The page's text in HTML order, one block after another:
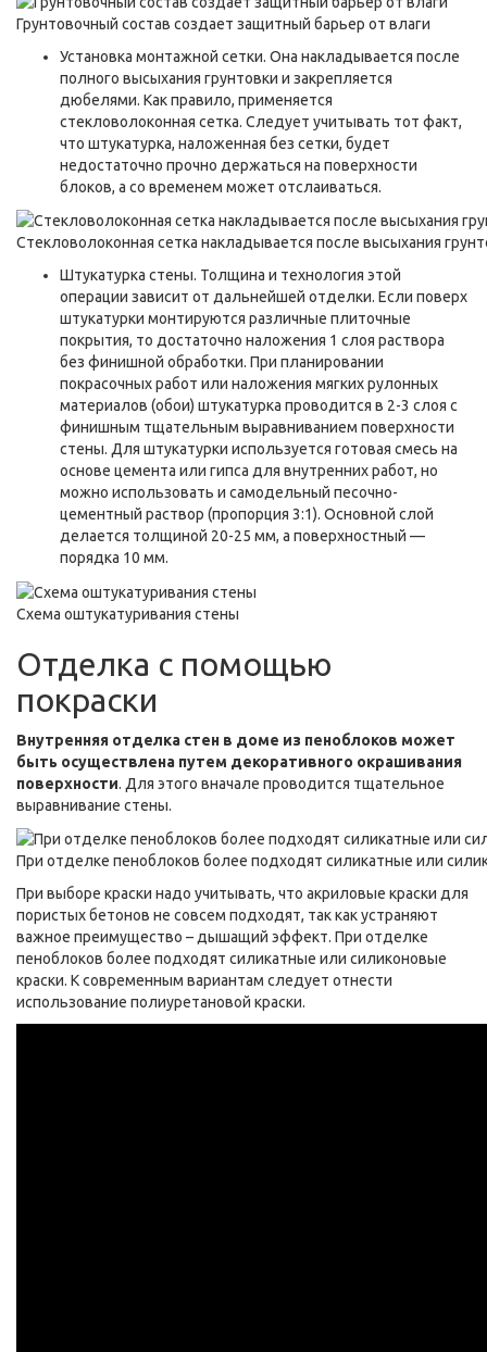
Грунтовочный состав создает защитный барьер от влаги
Установка монтажной сетки. Она накладывается после
полного высыхания грунтовки и закрепляется
дюбелями. Как правило, применяется
стекловолоконная сетка. Следует учитывать тот факт,
что штукатурка, наложенная без сетки, будет
недостаточно прочно держаться на поверхности
блоков, а со временем может отслаиваться.
Стекловолоконная сетка накладывается после высыхания
Штукатурка стены. Толщина и технология этой
операции зависит от дальнейшей отделки. Если поверх
штукатурки монтируются различные плиточные
покрытия, то достаточно наложения 1 слоя раствора
без финишной обработки. При планировании
покрасочных работ или наложения мягких рулонных
материалов (обои) штукатурка проводится в 2-3 слоя с
финишным тщательным выравниванием поверхности
стены. Для штукатурки используется готовая смесь на
основе цемента или гипса для внутренних работ, но
можно использовать и самодельный песочно-
цементный раствор (пропорция 3:1). Основной слой
делается толщиной 20-25 мм, а поверхностный —
порядка 10 мм.
Схема оштукатуривания стены
Отделка с помощью
покраски
Внутренняя отделка стен в доме из пеноблоков может
быть осуществлена путем декоративного окрашивания
поверхности. Для этого вначале проводится тщательное
выравнивание стены.
При отделке пеноблоков более подходят силикатные или
При выборе краски надо учитывать, что акриловые краски для
пористых бетонов не совсем подходят, так как устраняют
важное преимущество – дышащий эффект. При отделке
пеноблоков более подходят силикатные или силиконовые
краски. К современным вариантам следует отнести
использование полиуретановой краски.